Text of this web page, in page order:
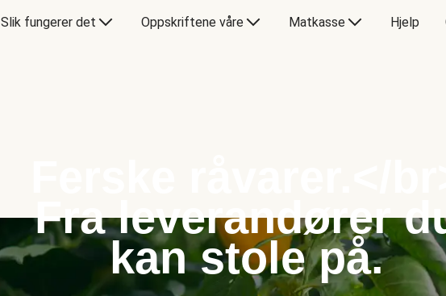
Slik fungerer det Oppskriftene våre Matkasse Hjelp
Fra leverandører
kan stole på.